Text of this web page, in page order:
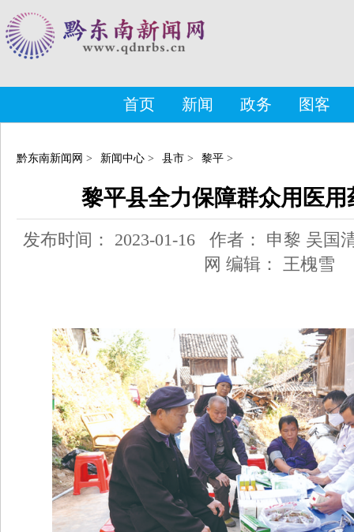
首页 新闻 政务 图客
黔东南新闻网 > 新闻中心 > 县市 > 黎平 >
黎平县全力保障群众用医用
发布时间： 2023-01-16 作者： 申黎 吴国
网 编辑： 王槐雪